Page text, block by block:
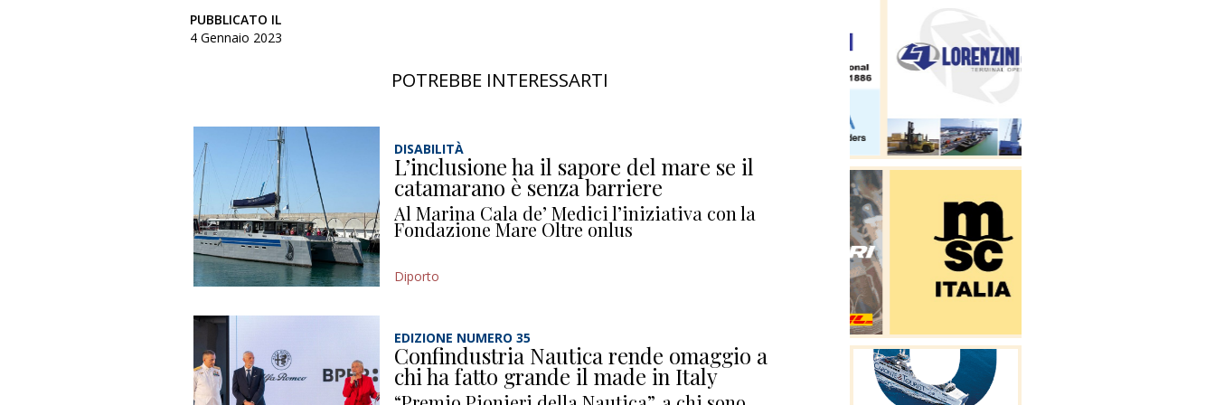
PUBBLICATO IL
4 Gennaio 2023
POTREBBE INTERESSARTI
DISABILITÀ
L’inclusione ha il sapore del mare se il
catamarano è senza barriere
Al Marina Cala de’ Medici l’iniziativa con la
Fondazione Mare Oltre onlus
Diporto
EDIZIONE NUMERO 35
Confindustria Nautica rende omaggio a
chi ha fatto grande il made in Italy